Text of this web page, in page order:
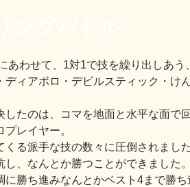
あわせて、1対1で技を繰り出しあ
ディアボロ・デビルスティック・け
したのは、コマを地面と水平な面で
レイヤー。
くる派手な技の数々に圧倒されまし
し、なんとか勝つことができました。
に勝ち進みなんとかベスト4まで勝ち